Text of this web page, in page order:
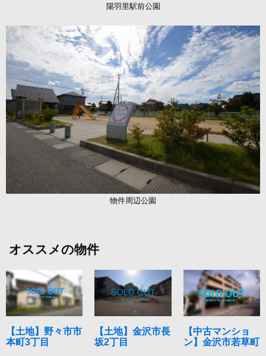
陽羽里駅前公園
物件周辺公園
オススメの物件
【土地】野々市市
本町3丁目
【土地】金沢市長
坂2丁目
【中古マンショ
ン】金沢市若草町